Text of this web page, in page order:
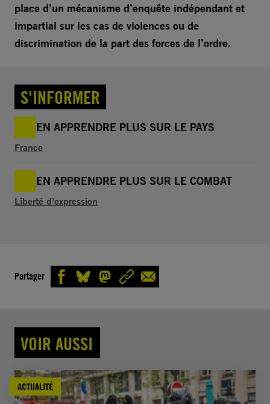
place d’un mécanisme d’enquête indépendant et
impartial sur les cas de violences ou de
discrimination de la part des forces de l’ordre.
S'INFORMER
EN APPRENDRE PLUS SUR LE PAYS
France
EN APPRENDRE PLUS SUR LE COMBAT
Liberté d’expression
Partager
VOIR AUSSI
ACTUALITÉ